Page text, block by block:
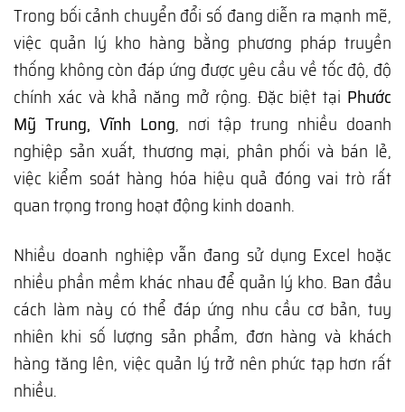
Trong bối cảnh chuyển đổi số đang diễn ra mạnh mẽ,
việc quản lý kho hàng bằng phương pháp truyền
thống không còn đáp ứng được yêu cầu về tốc độ, độ
chính xác và khả năng mở rộng. Đặc biệt tại Phước
Mỹ Trung, Vĩnh Long, nơi tập trung nhiều doanh
nghiệp sản xuất, thương mại, phân phối và bán lẻ,
việc kiểm soát hàng hóa hiệu quả đóng vai trò rất
quan trọng trong hoạt động kinh doanh.
Nhiều doanh nghiệp vẫn đang sử dụng Excel hoặc
nhiều phần mềm khác nhau để quản lý kho. Ban đầu
cách làm này có thể đáp ứng nhu cầu cơ bản, tuy
nhiên khi số lượng sản phẩm, đơn hàng và khách
hàng tăng lên, việc quản lý trở nên phức tạp hơn rất
nhiều.